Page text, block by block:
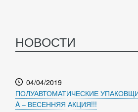
НОВОСТИ
04/04/2019
ПОЛУАВТОМАТИЧЕСКИЕ
A – ВЕСЕННЯЯ АКЦИЯ!!!